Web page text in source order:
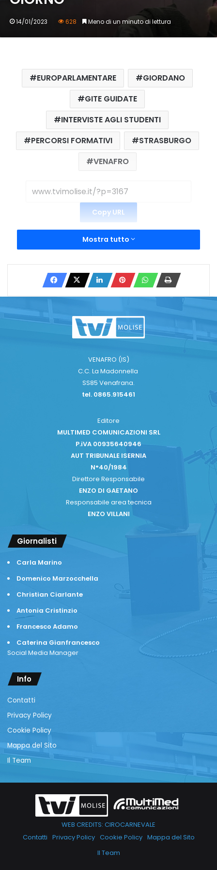
14/01/2023 628 Meno di un minuto di lettura
EUROPARLAMENTARE
GIORDANO
GITE GUIDATE
INTERVISTE AGLI STUDENTI
PERCORSI FORMATIVI
STRASBURGO
VENAFRO
Copy URL
Mostra tutto
VENAFRO (IS)
C.C. La Madonnella
SS85 Venafrana.
tel. 0865.915461
Editore
MULTIMED COMUNICAZIONI SRL
P.iVA 00935640946
AUT TRIBUNALE ISERNIA
N°40/1984
Direttore Responsabile
ENZO DI GAETANO
Responsabile area tecnica
ENZO VILLANI
Giornalisti
Carla Marino
Domenico Marzocchella
Christian Ciarlante
Antonia Cristinzio
Francesco Adamo
Caterina Gianfrancesco
Social Media Manager
Info
Contatti
Privacy Policy
Cookie Policy
Mappa del Sito
Il Team
WEB CREDITS: CIROCARNEVALE
Contatti Privacy Policy Cookie Policy Mappa del Sito
Il Team